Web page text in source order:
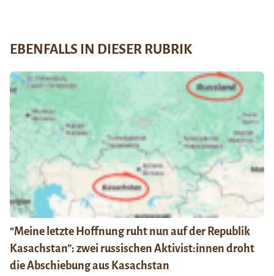
EBENFALLS IN DIESER RUBRIK
“Meine letzte Hoffnung ruht nun auf der Republik
Kasachstan”: zwei russischen Aktivist:innen droht
die Abschiebung aus Kasachstan